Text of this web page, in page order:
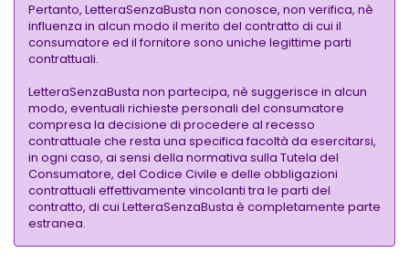
Pertanto, LetteraSenzaBusta non conosce, non verifica, nè
influenza in alcun modo il merito del contratto di cui il
consumatore ed il fornitore sono uniche legittime parti
contrattuali.
LetteraSenzaBusta non partecipa, nè suggerisce in alcun
modo, eventuali richieste personali del consumatore
compresa la decisione di procedere al recesso
contrattuale che resta una specifica facoltà da esercitarsi,
in ogni caso, ai sensi della normativa sulla Tutela del
Consumatore, del Codice Civile e delle obbligazioni
contrattuali effettivamente vincolanti tra le parti del
contratto, di cui LetteraSenzaBusta è completamente parte
estranea.